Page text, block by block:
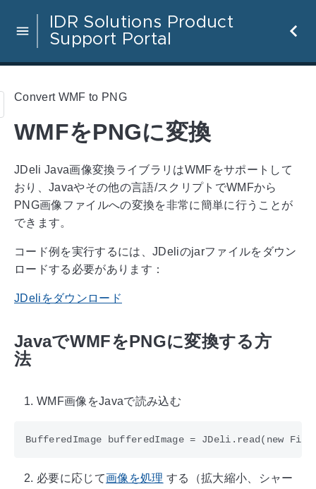
IDR Solutions Product
Support Portal
Convert WMF to PNG
WMFをPNGに変換
JDeli Java画像変換ライブラリはWMFをサポートして
おり、Javaやその他の言語/スクリプトでWMFから
PNG画像ファイルへの変換を非常に簡単に行うことが
できます。
コード例を実行するには、JDeliのjarファイルをダウン
ロードする必要があります：
JDeliをダウンロード
JavaでWMFをPNGに変換する方
法
WMF画像をJavaで読み込む
必要に応じて画像を処理 する（拡大縮小、シャー